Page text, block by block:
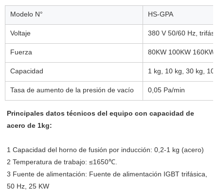
Modelo N° HS-GPA
Voltaje 380 V 50/60 Hz,
Fuerza 80KW 100KW 160KW
Capacidad 1 kg, 10 kg, 30 kg,
Tasa de aumento de la presión de vacío 0,05 Pa/min
Principales datos técnicos del equipo con capacidad de
acero de 1kg:
1 Capacidad del horno de fusión por inducción: 0,2-1 kg (acero)
2 Temperatura de trabajo: ≤1650℃.
3 Fuente de alimentación: Fuente de alimentación IGBT trifásica,
50 Hz, 25 KW